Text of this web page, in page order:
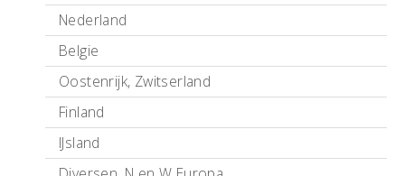
Nederland
Belgie
Oostenrijk, Zwitserland
Finland
IJsland